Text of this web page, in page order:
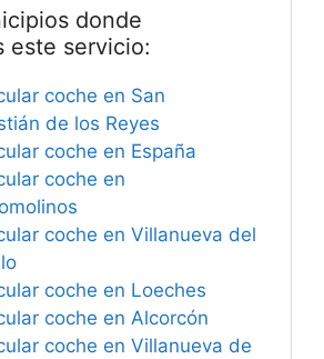
donde
este servicio:
coche en San
de los Reyes
coche en España
coche en
coche en Villanueva del
coche en Loeches
coche en Alcorcón
coche en Villanueva de